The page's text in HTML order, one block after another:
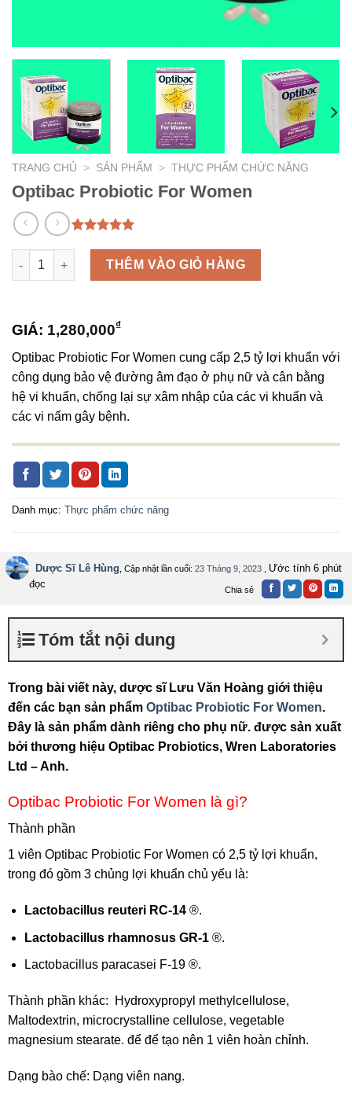
TRANG CHỦ > SẢN PHẨM > THỰC PHẨM CHỨC NĂNG
Optibac Probiotic For Women
đánh giá
GIÁ: 1,280,000₫
Optibac Probiotic For Women cung cấp 2,5 tỷ lợi khuẩn với
công dụng bảo vệ đường âm đạo ở phụ nữ và cân bằng
hệ vi khuẩn, chống lại sự xâm nhập của các vi khuẩn và
các vi nấm gây bệnh.
Optibac Probiotic For Women số lượng
THÊM VÀO GIỎ HÀNG
Danh mục: Thực phẩm chức năng
Dược Sĩ Lê Hùng , Cập nhật lần cuối: 23 Tháng 9, 2023
Ước tính 6 phút
đọc
Chia sẻ
Tóm tắt nội dung
Trong bài viết này, dược sĩ Lưu Văn Hoàng giới thiệu
đến các bạn sản phẩm Optibac Probiotic For Women.
Đây là sản phẩm dành riêng cho phụ nữ. được sản xuất
bởi thương hiệu Optibac Probiotics, Wren Laboratories
Ltd – Anh.
Optibac Probiotic For Women là gì?
Thành phần
1 viên Optibac Probiotic For Women có 2,5 tỷ lợi khuẩn,
trong đó gồm 3 chủng lợi khuẩn chủ yếu là:
Lactobacillus reuteri RC-14®.
Lactobacillus rhamnosus GR-1®.
Lactobacillus paracasei F-19 ®.
Thành phần khác: Hydroxypropyl methylcellulose,
Maltodextrin, microcrystalline cellulose, vegetable
magnesium stearate. để để tạo nên 1 viên hoàn chỉnh.
Dạng bào chế: Dạng viên nang.